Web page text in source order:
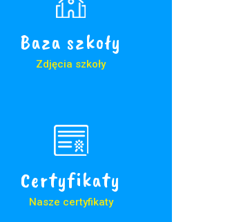
Baza szkoły
Zdjęcia szkoły
Certyfikaty
Nasze certyfikaty